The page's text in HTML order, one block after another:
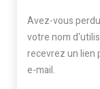
Avez-vous
votre nom
recevrez un lien
e-mail.